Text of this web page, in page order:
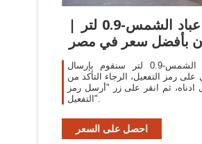
زيت عافية عباد الشمس-0.9 لتر |
بأفضل سعر في مصر
زيت عافية عباد الشمس-0.9 لتر سنقوم بإرسال
رمز التفعيل، الرجاء التأكد من
ادناه، ثم انقر على زر "أرسل رمز
التفعيل".
احصل على السعر